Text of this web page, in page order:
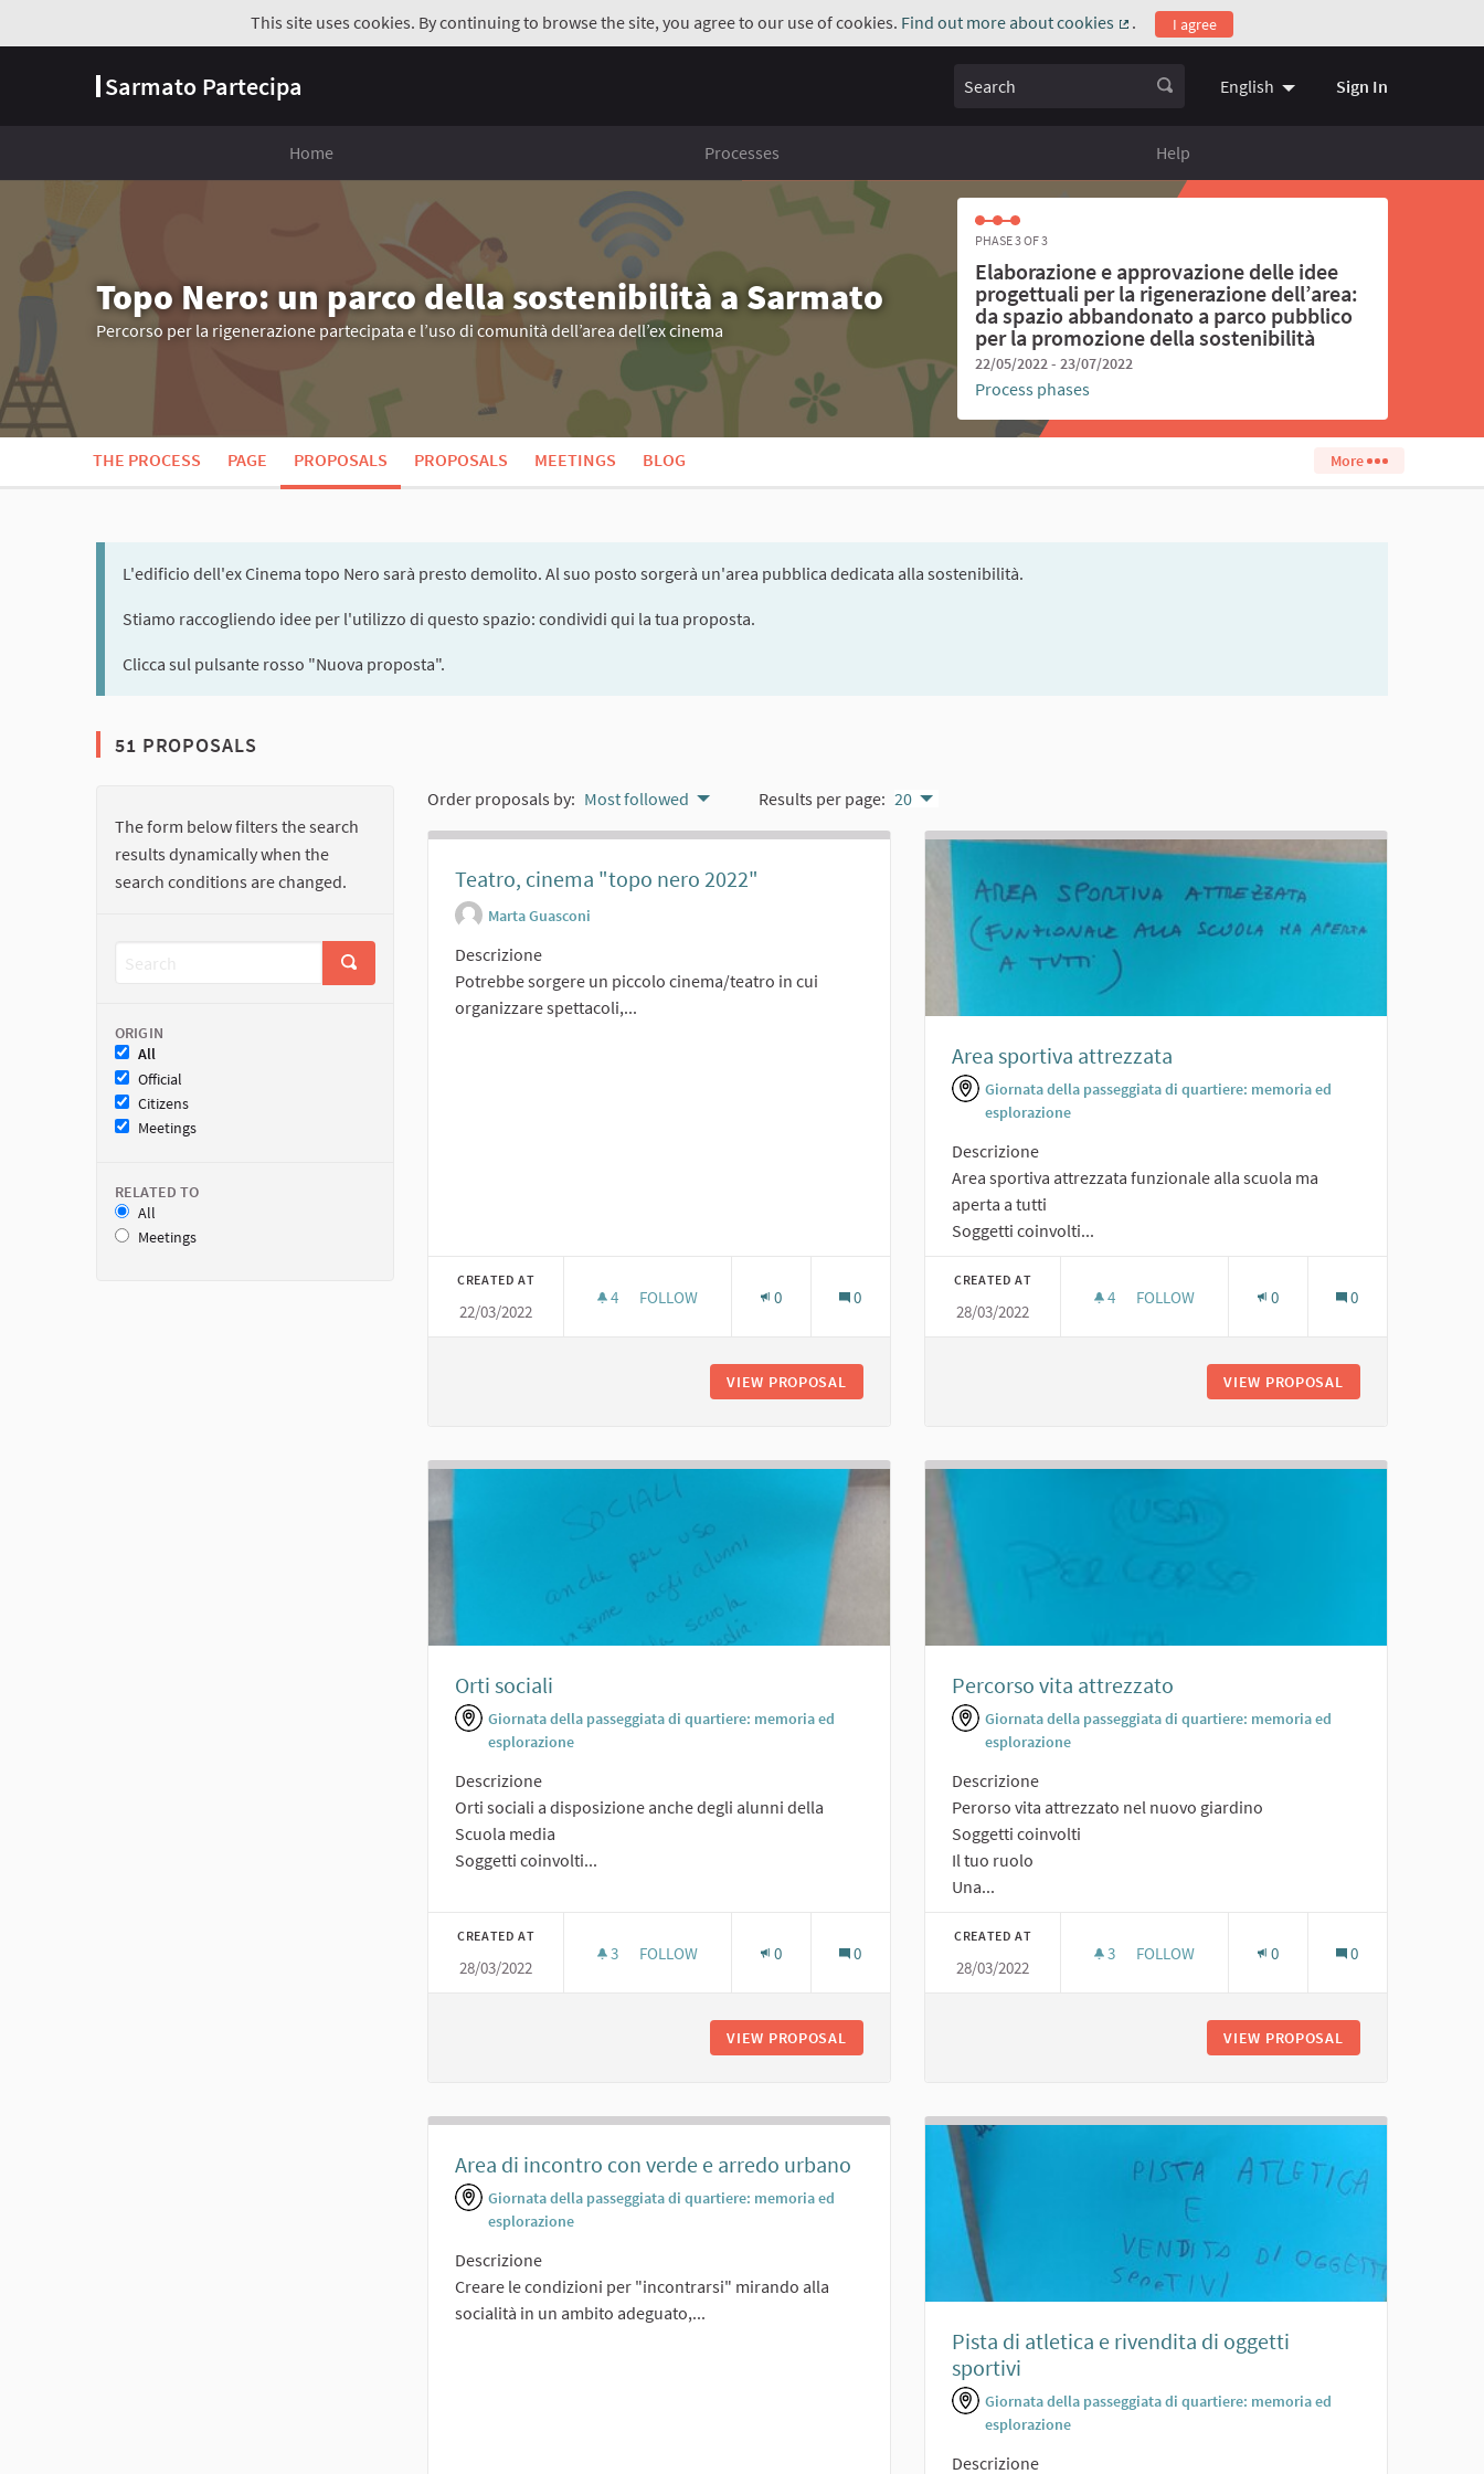
This site uses cookies. By continuing to browse the site, you agree to our use of cookies. Find out more about cookies
(External link)
. I agree
Sarmato Partecipa Search English Choose language
Sign In
Home Processes Help
Topo Nero: un parco della sostenibilità a Sarmato
Percorso per la rigenerazione partecipata e l’uso di comunità dell’area dell’ex cinema
PHASE 3 OF 3
Elaborazione e approvazione delle idee
progettuali per la rigenerazione dell’area:
da spazio abbandonato a parco pubblico
per la promozione della sostenibilità
22/05/2022 - 23/07/2022
Process phases
THE PROCESS PAGE PROPOSALS PROPOSALS MEETINGS BLOG More
L'edificio dell'ex Cinema topo Nero sarà presto demolito. Al suo posto sorgerà un'area pubblica dedicata alla sostenibilità.
Stiamo raccogliendo idee per l'utilizzo di questo spazio: condividi qui la tua proposta.
Clicca sul pulsante rosso "Nuova proposta".
51 PROPOSALS
The form below filters the search
results dynamically when the
search conditions are changed.
ORIGIN
All
Official
Citizens
Meetings
RELATED TO
All
Meetings
Order proposals by: Most followed Results per page: 20
Teatro, cinema "topo nero 2022"
Marta Guasconi
Descrizione
Potrebbe sorgere un piccolo cinema/teatro in cui
organizzare spettacoli,...
CREATED AT
22/03/2022
4 4 FOLLOWERS
FOLLOW 0 0
VIEW PROPOSAL
Area sportiva attrezzata
Giornata della passeggiata di quartiere: memoria ed
esplorazione
Descrizione
Area sportiva attrezzata funzionale alla scuola ma
aperta a tutti
Soggetti coinvolti...
CREATED AT
28/03/2022
4 4 FOLLOWERS
FOLLOW 0 0
VIEW PROPOSAL
Orti sociali
Giornata della passeggiata di quartiere: memoria ed
esplorazione
Descrizione
Orti sociali a disposizione anche degli alunni della
Scuola media
Soggetti coinvolti...
CREATED AT
28/03/2022
3 3 FOLLOWERS
FOLLOW 0 0
VIEW PROPOSAL
Percorso vita attrezzato
Giornata della passeggiata di quartiere: memoria ed
esplorazione
Descrizione
Perorso vita attrezzato nel nuovo giardino
Soggetti coinvolti
Il tuo ruolo
Una...
CREATED AT
28/03/2022
3 3 FOLLOWERS
FOLLOW 0 0
VIEW PROPOSAL
Area di incontro con verde e arredo urbano
Giornata della passeggiata di quartiere: memoria ed
esplorazione
Descrizione
Creare le condizioni per "incontrarsi" mirando alla
socialità in un ambito adeguato,...
Pista di atletica e rivendita di oggetti
sportivi
Giornata della passeggiata di quartiere: memoria ed
esplorazione
Descrizione